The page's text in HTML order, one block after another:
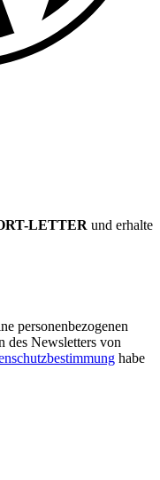
LETTER und erhalte
personenbezogenen
des Newsletters von
habe